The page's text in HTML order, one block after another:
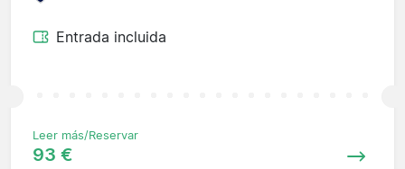
Entrada incluida
Leer más/Reservar
93 €